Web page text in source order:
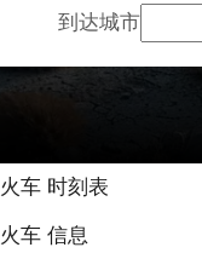
到达城市
火车 时刻表
火车 信息